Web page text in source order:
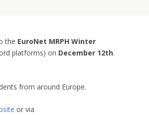
the EuroNet MRPH Winter
platforms) on December 12th.
from around Europe.
or via